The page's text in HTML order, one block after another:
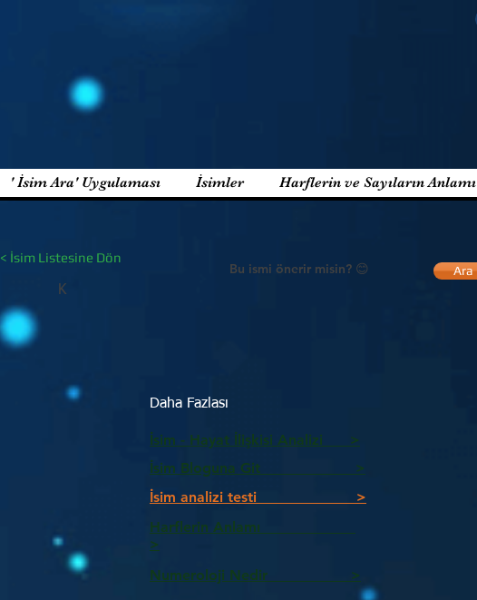
' İsim Ara' Uygulaması İsimler Harflerin ve Sayıların Anlamı
< İsim Listesine Dön
K
Bu ismi önerir misin? 😊
Daha Fazlası
İsim - Hayat İlişkisi Analizi >
İsim Bloguna Git >
İsim analizi testi >
Harflerin Anlamı
>
Numeroloji Nedir_________ >
Ara